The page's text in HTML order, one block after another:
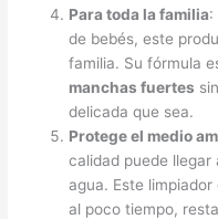
Para toda la familia:
de bebés, este
familia. Su fórmula
manchas fuertes
delicada que sea.
Protege el medio
calidad puede
agua. Este
al poco tiempo,